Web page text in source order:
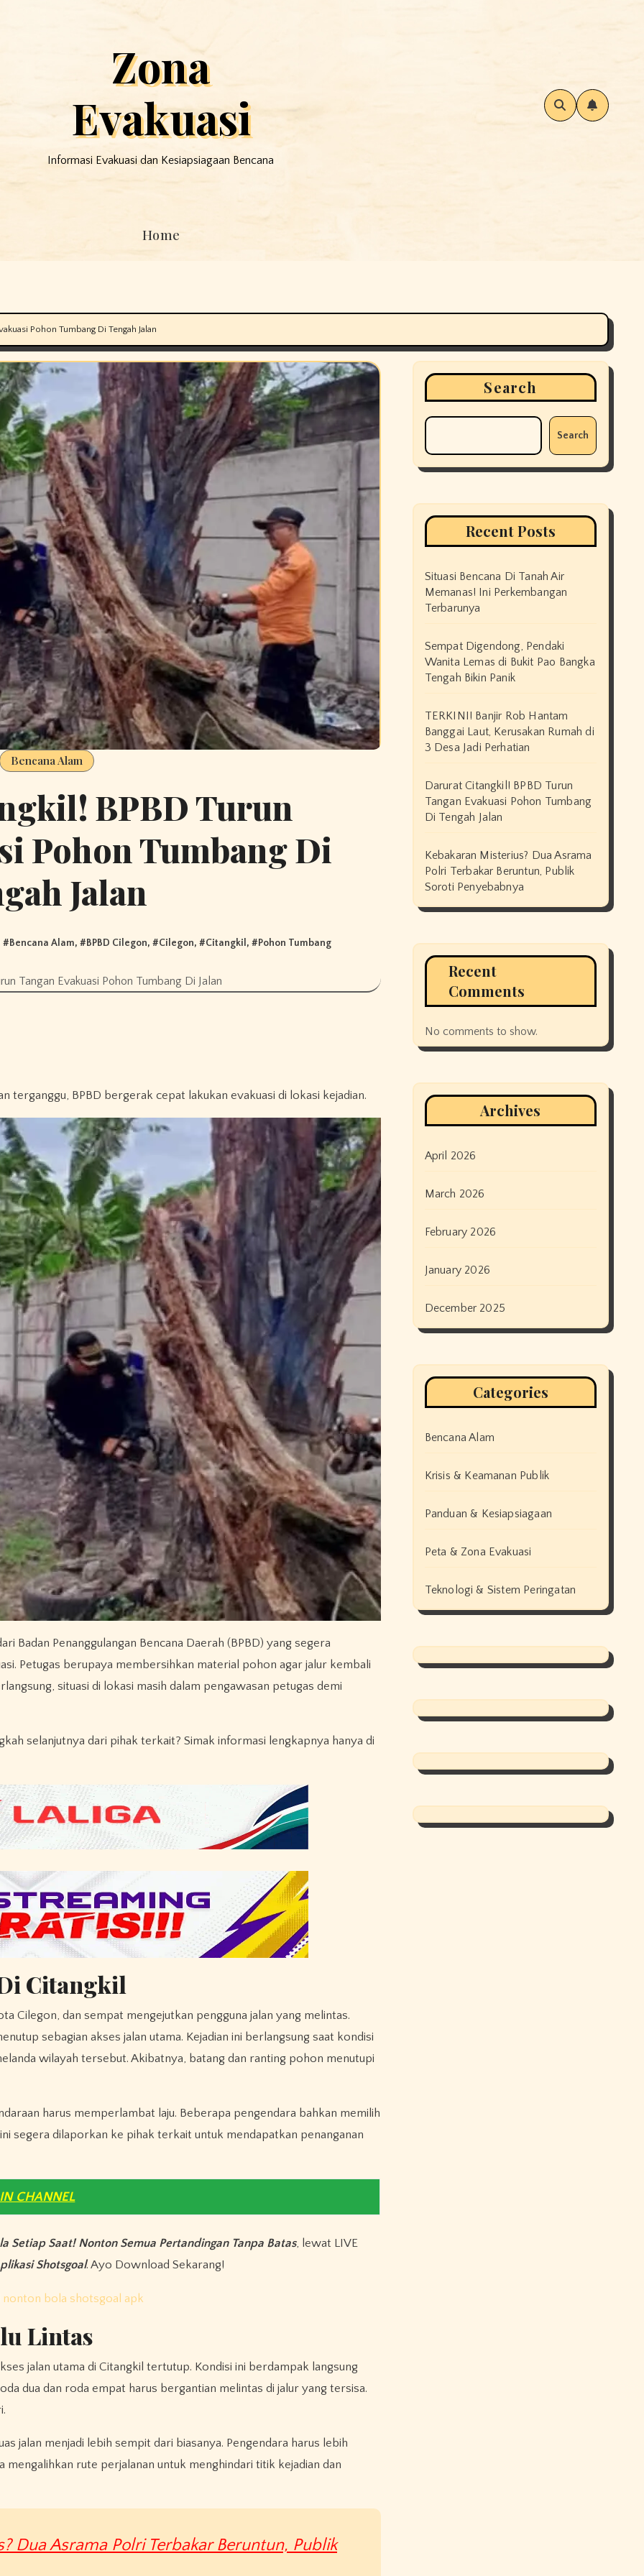
Zona
Evakuasi
Informasi Evakuasi dan Kesiapsiagaan Bencana
Home
Pohon Tumbang Di Tengah Jalan
Bencana Alam
BPBD Turun
Pohon Tumbang Di
Jalan
#Bencana Alam, #BPBD Cilegon, #Cilegon, #Citangkil , #Pohon Tumbang
Tangan Evakuasi Pohon Tumbang Di Jalan
terganggu, BPBD bergerak cepat lakukan evakuasi di lokasi kejadian.
Badan Penanggulangan Bencana Daerah (BPBD) yang segera
Petugas berupaya membersihkan material pohon agar jalur kembali
situasi di lokasi masih dalam pengawasan petugas demi
selanjutnya dari pihak terkait? Simak informasi lengkapnya hanya di
Citangkil
Cilegon, dan sempat mengejutkan pengguna jalan yang melintas.
sebagian akses jalan utama. Kejadian ini berlangsung saat kondisi
wilayah tersebut. Akibatnya, batang dan ranting pohon menutupi
harus memperlambat laju. Beberapa pengendara bahkan memilih
segera dilaporkan ke pihak terkait untuk mendapatkan penanganan
CHANNEL
Setiap Saat! Nonton Semua Pertandingan Tanpa Batas, lewat LIVE
Shotsgoal. Ayo Download Sekarang!
Lintas
jalan utama di Citangkil tertutup. Kondisi ini berdampak langsung
dua dan roda empat harus bergantian melintas di jalur yang tersisa.
jalan menjadi lebih sempit dari biasanya. Pengendara harus lebih
rute perjalanan untuk menghindari titik kejadian dan
Dua Asrama Polri Terbakar Beruntun, Publik
Search
Search
Recent Posts
Situasi Bencana Di Tanah Air
Memanas! Ini Perkembangan
Terbarunya
Sempat Digendong, Pendaki
Wanita Lemas di Bukit Pao Bangka
Tengah Bikin Panik
TERKINI! Banjir Rob Hantam
Banggai Laut, Kerusakan Rumah di
3 Desa Jadi Perhatian
Darurat Citangkil! BPBD Turun
Tangan Evakuasi Pohon Tumbang
Di Tengah Jalan
Kebakaran Misterius? Dua Asrama
Polri Terbakar Beruntun, Publik
Soroti Penyebabnya
Recent
Comments
No comments to show.
Archives
April 2026
March 2026
February 2026
January 2026
December 2025
Categories
Bencana Alam
Krisis & Keamanan Publik
Panduan & Kesiapsiagaan
Peta & Zona Evakuasi
Teknologi & Sistem Peringatan